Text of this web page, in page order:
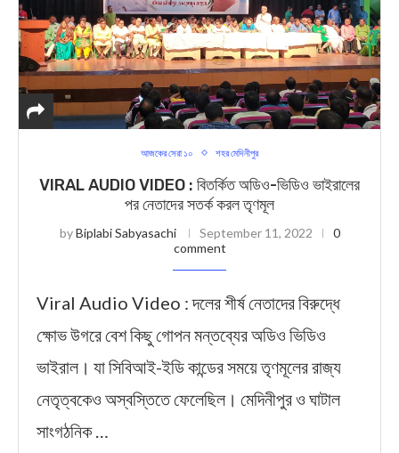
আজকের সেরা ১০ শহর মেদিনীপুর
VIRAL AUDIO VIDEO : বিতর্কিত অডিও-ভিডিও ভাইরালের
পর নেতাদের সতর্ক করল তৃণমূল
byBiplabi Sabyasachi September 11, 2022
0
comment
Viral Audio Video : দলের শীর্ষ নেতাদের বিরুদ্ধে
ক্ষোভ উগরে বেশ কিছু গোপন মন্তব্যের অডিও ভিডিও
ভাইরাল। যা সিবিআই-ইডি কান্ডের সময়ে তৃণমূলের রাজ্য
নেতৃত্বকেও অস্বস্তিতে ফেলেছিল। মেদিনীপুর ও ঘাটাল
সাংগঠনিক …